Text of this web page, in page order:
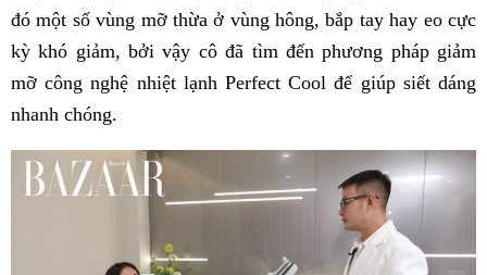
đó một số vùng mỡ thừa ở vùng hông, bắp tay hay eo cực
kỳ khó giảm, bởi vậy cô đã tìm đến phương pháp giảm
mỡ công nghệ nhiệt lạnh Perfect Cool để giúp siết dáng
nhanh chóng.